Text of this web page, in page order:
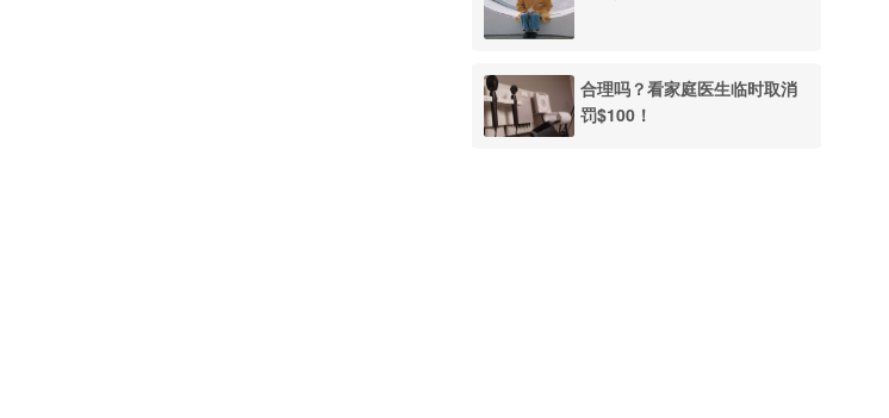
合理吗？看家庭医生临时取消
罚$100！